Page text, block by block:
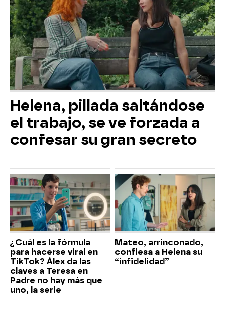
Helena, pillada saltándose
el trabajo, se ve forzada a
confesar su gran secreto
¿Cuál es la fórmula
para hacerse viral en
TikTok? Álex da las
claves a Teresa en
Padre no hay más que
uno, la serie
Mateo, arrinconado,
confiesa a Helena su
“infidelidad”